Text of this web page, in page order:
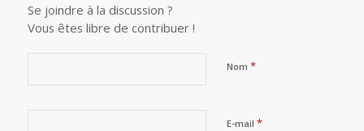
Se joindre à la discussion ?
Vous êtes libre de contribuer !
Nom *
E-mail *